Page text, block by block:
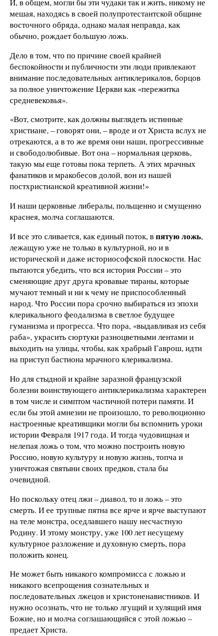
мешая, находясь в своей полупротестантской общине
восточного обряда, однако малая неправда, как
обычно, рождает большую ложь.
Дело в том, что по причине своей крайней
беспокойности и публичности эти люди привлекают
внимание последовательных антиклерикалов, борцов
за полное уничтожение Церкви как «пережитка
средневековья».
«Вот, смотрите, как должны выглядеть истинные
христиане, – говорят они, – вроде и от Христа вслух не
отрекаются, а в то же время они наши, прогрессивные
и свободолюбивые. Вот она – нормальная церковь,
такую мы еще готовы пока терпеть. А этих мрачных
фанатиков и мракобесов долой, вон из нашей
постхристианской креативной жизни!»
И наши церковные либералы, польщенно и смущенно
краснея, молча соглашаются.
И все это сливается, как единый поток, впятую ложь,
лежащую уже не только в культурной, но и в
исторической и даже историософской плоскости. Нас
пытаются убедить, что вся история России – это
сменяющие друг друга кровавые тираны, которые
мучают темный и ни к чему не приспособленный
народ. Что России пора срочно выбираться из эпохи
клерикального феодализма в светлое будущее
гуманизма и прогресса. Что пора, «выдавливая из себя
раба», украсить сюртуки разноцветными лентами и
выходить на улицы, чтобы, как храбрый Гаврош, идти
на приступ бастиона мрачного клерикализма.
Но для стыдной и крайне заразной французской
болезни воинствующего антиклерикализма характерен
в том числе и симптом частичной потери памяти. И
если бы этой амнезии не произошло, то революционно
настроенные креативщики могли бы вспомнить уроки
истории Февраля 1917 года. И тогда чудовищная и
нелепая ложь о том, что можно построить новую
Россию, новую культуру и новую жизнь, топча и
уничтожая святыни своих предков, стала бы
очевидной.
Но поскольку отец лжи – диавол, то и ложь – это
смерть. И ее трупные пятна все ярче и ярче выступают
на теле монстра, оседлавшего нашу несчастную
Родину. И этому монстру, уже 100 лет несущему
культурное разложение и духовную смерть, пора
положить конец.
Не может быть никакого компромисса с ложью и
никакого всепрощения сознательных и
последовательных лжецов и христоненавистников. И
нужно осознать, что не только лгущий и хулящий имя
Божие, но и молча соглашающийся с этой ложью –
предает Христа.